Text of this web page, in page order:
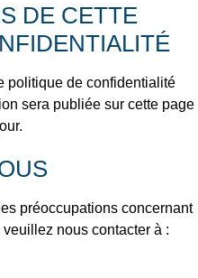
DE CETTE
politique de confidentialité
sera publiée sur cette page
préoccupations concernant
nous contacter à :